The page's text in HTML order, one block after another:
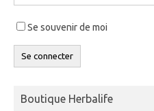
Se souvenir de moi
Se connecter
Boutique Herbalife